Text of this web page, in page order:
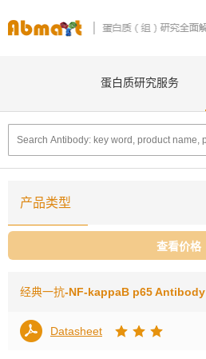
蛋白质研究服务
产品类型
查看价格
经典一抗-NF-kappaB p65 Antibody
Datasheet